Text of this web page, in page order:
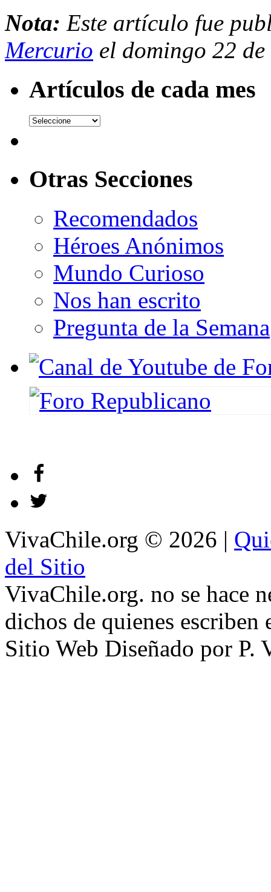
Nota: Este artículo fue
Mercurio el domingo 22
Artículos de cada mes
Otras Secciones
Recomendados
Héroes Anónimos
Mundo Curioso
Nos han escrito
Pregunta de la Semana
VivaChile.org © 2026 |
del Sitio
VivaChile.org. no se hace
dichos de quienes escriben
Sitio Web Diseñado por